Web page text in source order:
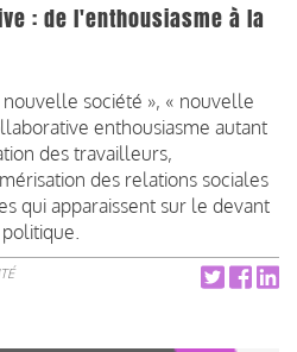
: de l'enthousiasme à la
société », « nouvelle
enthousiasme autant
des travailleurs,
des relations sociales
qui apparaissent sur le devant